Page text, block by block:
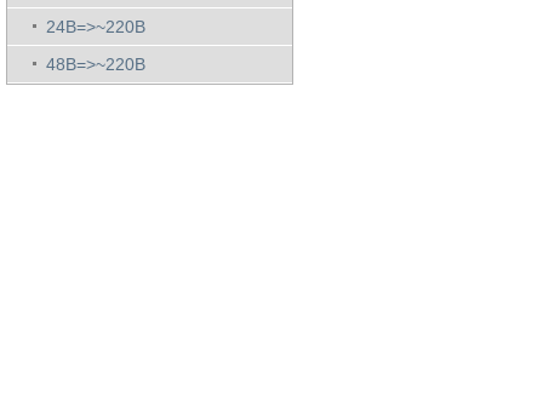
24В=>~220В
48В=>~220В